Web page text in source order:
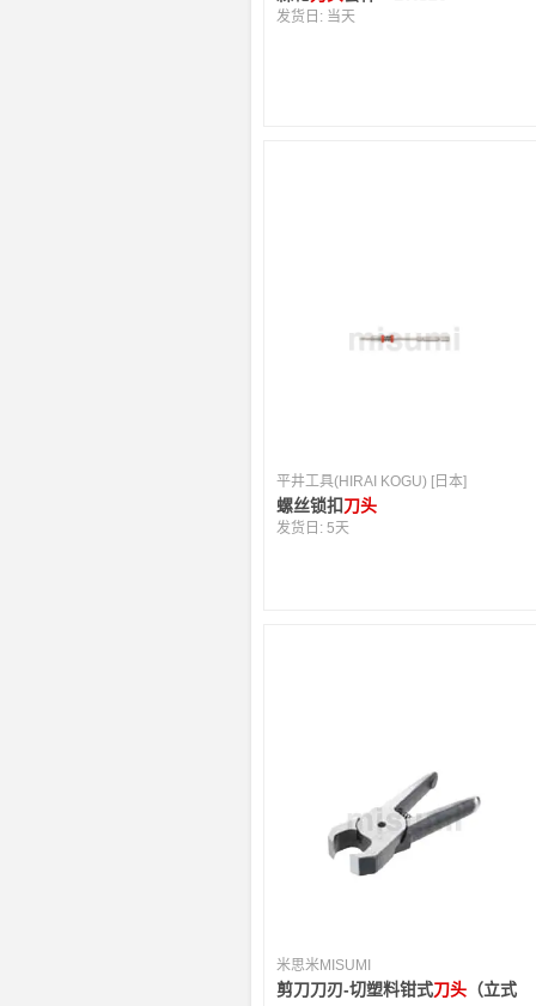
发货日: 当天
平井工具(HIRAI KOGU) [日本]
螺丝锁扣刀头
发货日:5天
米思米MISUMI
剪刀刀刃-切塑料钳式刀头 （立式